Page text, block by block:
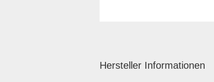
Hersteller Informationen